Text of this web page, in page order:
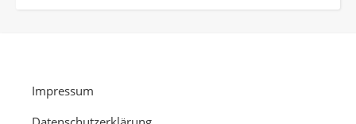
Impressum